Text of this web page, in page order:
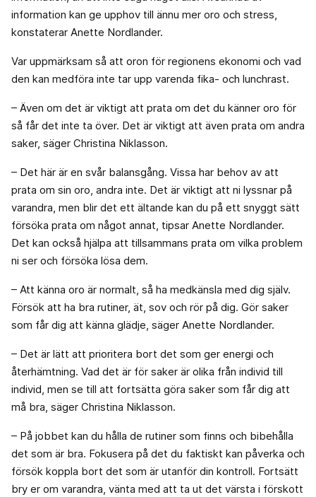
information kan ge upphov till ännu mer oro och stress,
konstaterar Anette Nordlander.
Var uppmärksam så att oron för regionens ekonomi och vad
den kan medföra inte tar upp varenda fika- och lunchrast.
– Även om det är viktigt att prata om det du känner oro för
så får det inte ta över. Det är viktigt att även prata om andra
saker, säger Christina Niklasson.
– Det här är en svår balansgång. Vissa har behov av att
prata om sin oro, andra inte. Det är viktigt att ni lyssnar på
varandra, men blir det ett ältande kan du på ett snyggt sätt
försöka prata om något annat, tipsar Anette Nordlander.
Det kan också hjälpa att tillsammans prata om vilka problem
ni ser och försöka lösa dem.
– Att känna oro är normalt, så ha medkänsla med dig själv.
Försök att ha bra rutiner, ät, sov och rör på dig. Gör saker
som får dig att känna glädje, säger Anette Nordlander.
– Det är lätt att prioritera bort det som ger energi och
återhämtning. Vad det är för saker är olika från individ till
individ, men se till att fortsätta göra saker som får dig att
må bra, säger Christina Niklasson.
– På jobbet kan du hålla de rutiner som finns och bibehålla
det som är bra. Fokusera på det du faktiskt kan påverka och
försök koppla bort det som är utanför din kontroll. Fortsätt
bry er om varandra, vänta med att ta ut det värsta i förskott